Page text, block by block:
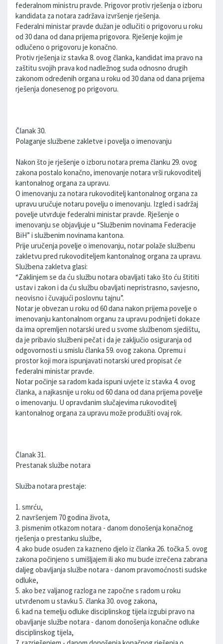
federalnom ministru pravde. Prigovor protiv rješenja o izboru
kandidata za notara zadržava izvršenje rješenja.
Federalni ministar pravde dužan je odlučiti o prigovoru u roku
od 30 dana od dana prijema prigovora. Rješenje kojim je
odlučeno o prigovoru je konačno.
Protiv rješenja iz stavka 8. ovog članka, kandidat ima pravo na
zaštitu svojih prava kod nadležnog suda odnosno drugih
zakonom određenih organa u roku od 30 dana od dana prijema
rješenja donesenog po prigovoru.
Članak 30.
Polaganje službene zakletve i povelja o imenovanju
Nakon što je rješenje o izboru notara prema članku 29. ovog
zakona postalo konačno, imenovanje notara vrši rukovoditelj
kantonalnog organa za upravu.
O imenovanju za notara rukovoditelj kantonalnog organa za
upravu uručuje notaru povelju o imenovanju. Izgled i sadržaj
povelje utvrđuje federalni ministar pravde. Rješenje o
imenovanju se objavljuje u “Službenim novinama Federacije
BiH” i službenim novinama kantona.
Prije uručenja povelje o imenovanju, notar polaže službenu
zakletvu pred rukovoditeljem kantonalnog organa za upravu.
Službena zakletva glasi:
“Zaklinjem se da ću službu notara obavljati tako što ću štititi
ustav i zakon i da ću službu obavljati nepristrasno, savjesno,
neovisno i čuvajući poslovnu tajnu”.
Notar je obvezan u roku od 60 dana nakon prijema povelje o
imenovanju kantonalnom organu za upravu podnijeti dokaze
da ima opremljen notarski ured u svome službenom sjedištu,
da je pribavio službeni pečat i da je zaključio osiguranja od
odgovornosti u smislu članka 59. ovog zakona. Opremu i
prostor koji mora ispunjavati notarski ured propisat će
federalni ministar pravde.
Notar počinje sa radom kada ispuni uvjete iz stavka 4. ovog
članka, a najkasnije u roku od 60 dana od dana prijema povelje
o imenovanju. U opravdanim slučajevima rukovoditelj
kantonalnog organa za upravu može produžiti ovaj rok.
Članak 31.
Prestanak službe notara
Služba notara prestaje:
1. smrću,
2. navršenjem 70 godina života,
3. pismenim otkazom notara - danom donošenja konačnog
rješenja o prestanku službe,
4. ako bude osuđen za kazneno djelo iz članka 26. točka 5. ovog
zakona počinjeno s umišljajem ili ako mu bude izrečena zabrana
daljeg obavljanja službe notara - danom pravomoćnosti sudske
odluke,
5. ako bez valjanog razloga ne započne s radom u roku
utvrđenom u stavku 5. članka 30. ovog zakona,
6. kad na temelju odluke disciplinskog tijela izgubi pravo na
obavljanje službe notara - danom donošenja konačne odluke
disciplinskog tijela,